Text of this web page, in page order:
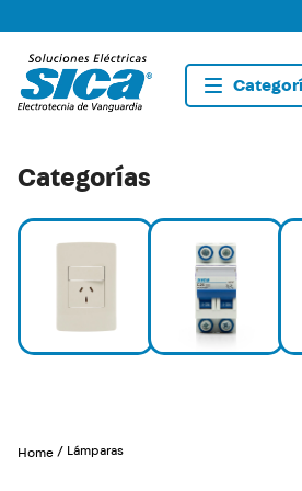
Categorías
Lámparas